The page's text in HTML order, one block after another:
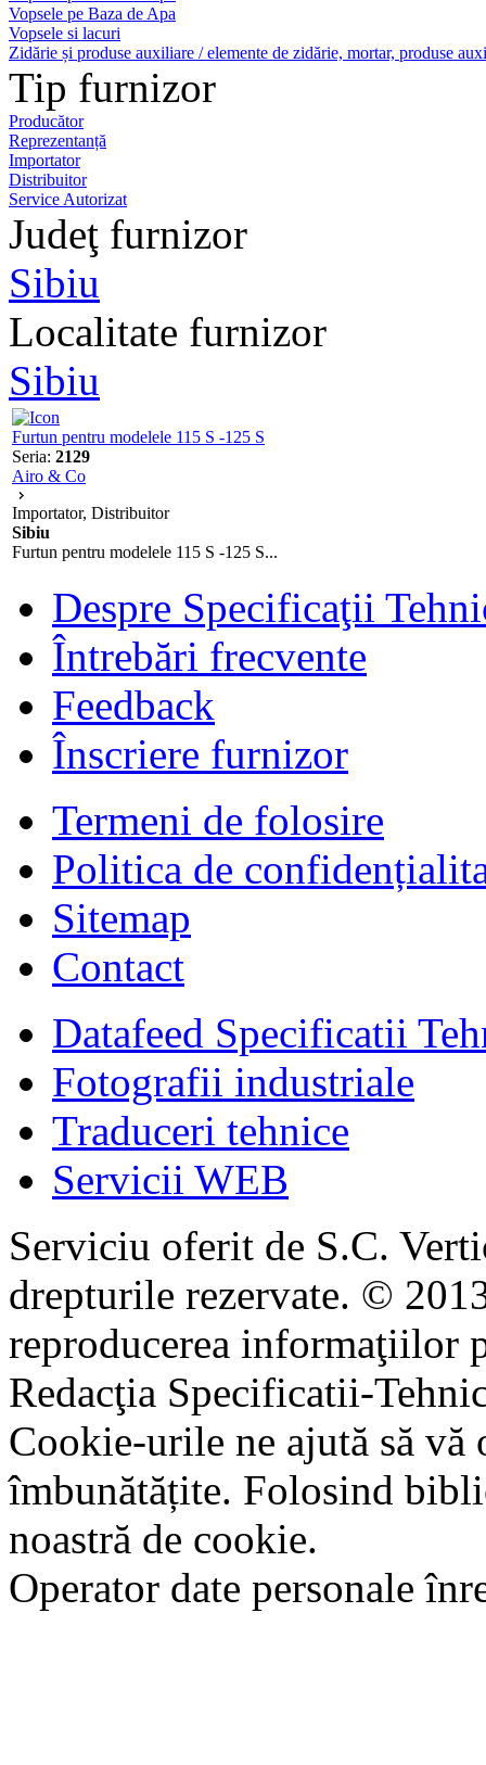
Vopsele pe Baza de Apa
Vopsele si lacuri
Zidărie și produse auxiliare / elemente de zidărie, mortar, produse
Tip furnizor
Producător
Reprezentanță
Importator
Distribuitor
Service Autorizat
Judeţ furnizor
Sibiu
Localitate furnizor
Sibiu
Furtun pentru modelele 115 S -125 S
Seria: 2129
Airo & Co
Importator, Distribuitor
Sibiu
Furtun pentru modelele 115 S -125 S...
Despre Specificaţii
Întrebări frecvente
Feedback
Înscriere furnizor
Termeni de folosire
Politica de
Sitemap
Contact
Datafeed Specificatii
Fotografii industriale
Traduceri tehnice
Servicii WEB
Serviciu oferit de S.C.
drepturile rezervate. ©
reproducerea informaţiilor
Redacţia Specificatii-
Cookie-urile ne ajută să
îmbunătățite. Folosind
noastră de cookie.
Operator date personale